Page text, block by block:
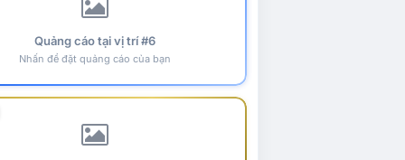
Quảng cáo tại vị trí #6
Nhấn để đặt quảng cáo của bạn